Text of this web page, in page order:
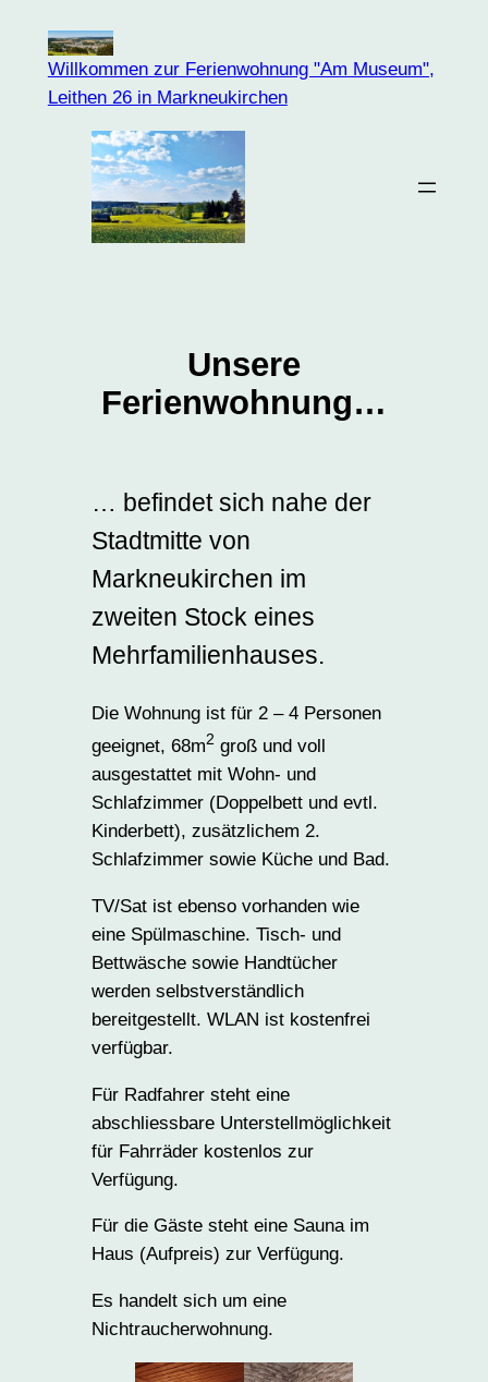
Inhalt
springenWillkommen zur Ferienwohnung "Am Museum",
Leithen 26 in Markneukirchen
Unsere
Ferienwohnung…
… befindet sich nahe der
Stadtmitte von
Markneukirchen im
zweiten Stock eines
Mehrfamilienhauses.
Die Wohnung ist für 2 – 4 Personen
geeignet, 68m2 groß und voll
ausgestattet mit Wohn- und
Schlafzimmer (Doppelbett und evtl.
Kinderbett), zusätzlichem 2.
Schlafzimmer sowie Küche und Bad.
TV/Sat ist ebenso vorhanden wie
eine Spülmaschine. Tisch- und
Bettwäsche sowie Handtücher
werden selbstverständlich
bereitgestellt. WLAN ist kostenfrei
verfügbar.
Für Radfahrer steht eine
abschliessbare Unterstellmöglichkeit
für Fahrräder kostenlos zur
Verfügung.
Für die Gäste steht eine Sauna im
Haus (Aufpreis) zur Verfügung.
Es handelt sich um eine
Nichtraucherwohnung.